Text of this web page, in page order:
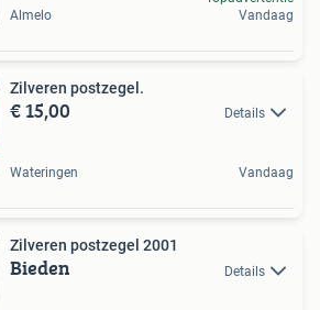
Almelo
Vandaag
Zilveren postzegel.
€ 15,00 Details
Wateringen Vandaag
Zilveren postzegel 2001
Bieden Details